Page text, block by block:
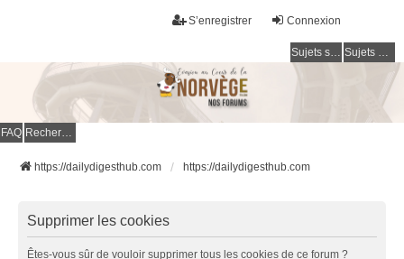
Connexion
S’enregistrer
Sujets sans réponse Sujets actifs
FAQ Rechercher
https://dailydigesthub.com https://dailydigesthub.com
Supprimer les cookies
Êtes-vous sûr de vouloir supprimer tous les cookies de ce forum ?